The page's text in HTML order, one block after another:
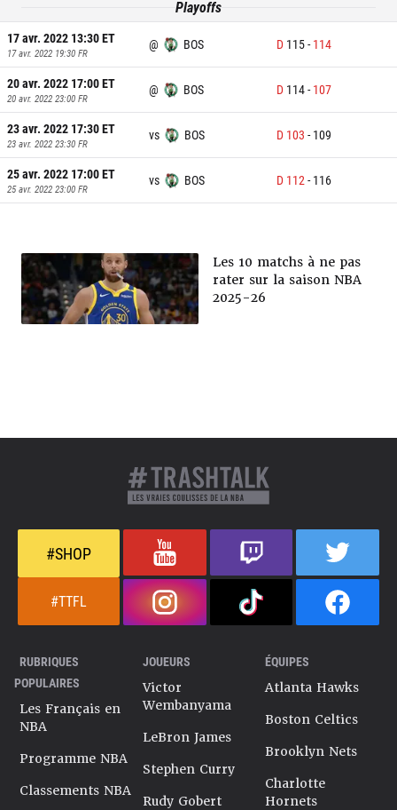
Playoffs
17 avr. 2022 13:30ET
17 avr. 2022 19:30 FR
@ BOS D 115- 114
20 avr. 2022 17:00ET
20 avr. 2022 23:00 FR
@ BOS D 114- 107
23 avr. 2022 17:30ET
23 avr. 2022 23:30 FR
vs BOS D 103 - 109
25 avr. 2022 17:00ET
25 avr. 2022 23:00 FR
vs BOS D 112- 116
Les 10 matchs à ne pas
rater sur la saison NBA
2025-26
#SHOP
#TTFL
RUBRIQUES
POPULAIRES
Les Français en
NBA
Programme NBA
Classements NBA
JOUEURS
Victor
Wembanyama
LeBron James
Stephen Curry
Rudy Gobert
ÉQUIPES
Atlanta Hawks
Boston Celtics
Brooklyn Nets
Charlotte
Hornets